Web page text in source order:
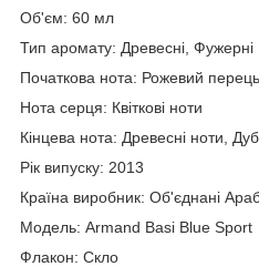
Об'єм: 60 мл
Тип аромату: Древесні, Фужерні
Початкова нота: Рожевий
Нота серця: Квіткові ноти
Кінцева нота: Древесні ноти,
Рік випуску: 2013
Країна виробник: Об'єднані
Модель: Armand Basi Blue Sport
Флакон: Скло